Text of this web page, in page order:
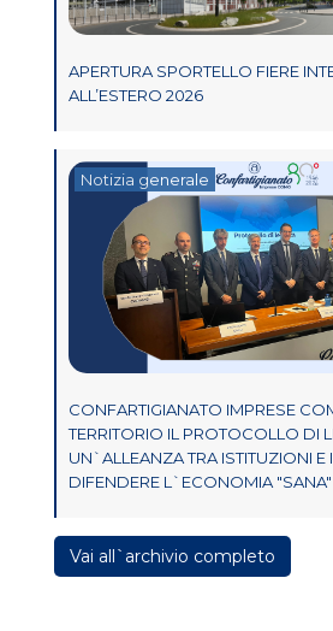
APERTURA SPORTELLO FIERE
ALL’ESTERO 2026
Notizia generale
CONFARTIGIANATO IMPRESE
TERRITORIO IL PROTOCOLLO DI
UN`ALLEANZA TRA ISTITUZIONI E
DIFENDERE L`ECONOMIA "SANA"
Vai all`archivio completo